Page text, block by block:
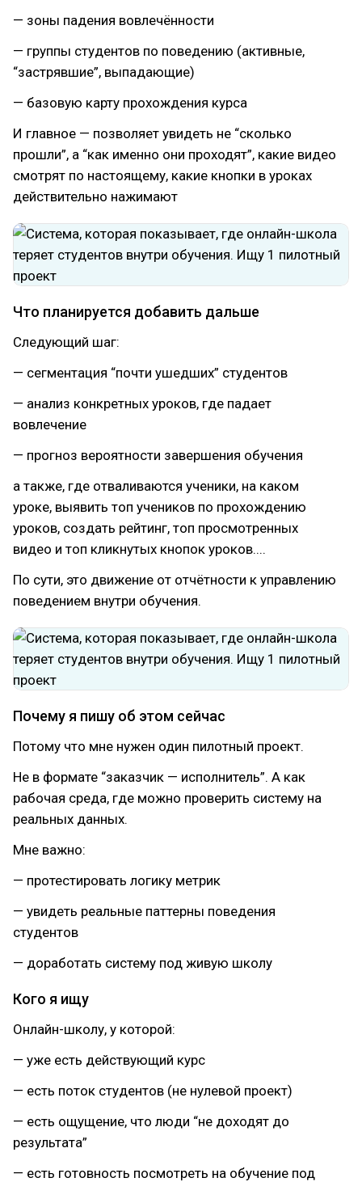
— зоны падения вовлечённости
— группы студентов по поведению (активные,
“застрявшие”, выпадающие)
— базовую карту прохождения курса
И главное — позволяет увидеть не “сколько
прошли”, а “как именно они проходят”, какие видео
смотрят по настоящему, какие кнопки в уроках
действительно нажимают
Что планируется добавить дальше
Следующий шаг:
— сегментация “почти ушедших” студентов
— анализ конкретных уроков, где падает
вовлечение
— прогноз вероятности завершения обучения
а также, где отваливаются ученики, на каком
уроке, выявить топ учеников по прохождению
уроков, создать рейтинг, топ просмотренных
видео и топ кликнутых кнопок уроков....
По сути, это движение от отчётности к управлению
поведением внутри обучения.
Почему я пишу об этом сейчас
Потому что мне нужен один пилотный проект.
Не в формате “заказчик — исполнитель”. А как
рабочая среда, где можно проверить систему на
реальных данных.
Мне важно:
— протестировать логику метрик
— увидеть реальные паттерны поведения
студентов
— доработать систему под живую школу
Кого я ищу
Онлайн-школу, у которой:
— уже есть действующий курс
— есть поток студентов (не нулевой проект)
— есть ощущение, что люди “не доходят до
результата”
— есть готовность посмотреть на обучение под